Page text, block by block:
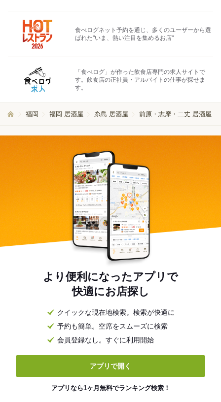
食べログネット予約を通じ、多くのユーザーから選
ばれた"いま、熱い注目を集めるお店"
「食べログ」が作った飲食店専門の求人サイトで
す。飲食店の正社員・アルバイトの仕事が探せま
す。
福岡 福岡 居酒屋 糸島 居酒屋 前原・志摩・二丈 居酒屋
より便利になったアプリで
快適にお店探し
クイックな現在地検索。検索が快適に
予約も簡単。空席をスムーズに検索
会員登録なし。すぐに利用開始
アプリで開く
アプリなら1ヶ月無料でランキング検索！